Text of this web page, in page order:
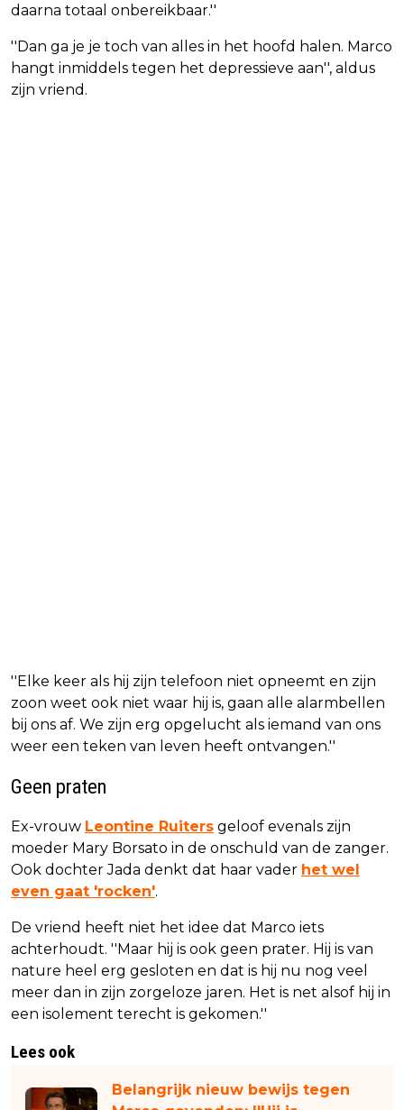
daarna totaal onbereikbaar.''
''Dan ga je je toch van alles in het hoofd halen. Marco
hangt inmiddels tegen het depressieve aan'', aldus
zijn vriend.
''Elke keer als hij zijn telefoon niet opneemt en zijn
zoon weet ook niet waar hij is, gaan alle alarmbellen
bij ons af. We zijn erg opgelucht als iemand van ons
weer een teken van leven heeft ontvangen.''
Geen praten
Ex-vrouw Leontine Ruiters geloof evenals zijn
moeder Mary Borsato in de onschuld van de zanger.
Ook dochter Jada denkt dat haar vader het wel
even gaat 'rocken'.
De vriend heeft niet het idee dat Marco iets
achterhoudt. ''Maar hij is ook geen prater. Hij is van
nature heel erg gesloten en dat is hij nu nog veel
meer dan in zijn zorgeloze jaren. Het is net alsof hij in
een isolement terecht is gekomen.''
Lees ook
Belangrijk nieuw bewijs tegen